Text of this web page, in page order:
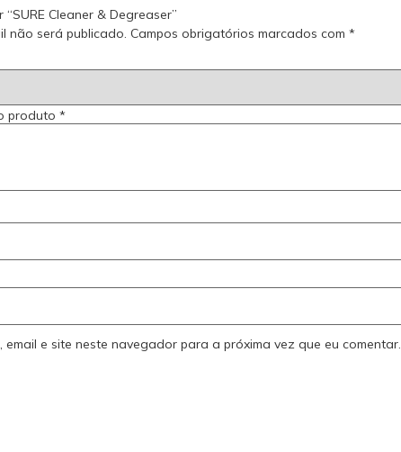
Cleaner & Degreaser”
não será publicado. Campos obrigatórios marcados com *
produto *
email e site neste navegador para a próxima vez que eu comentar.